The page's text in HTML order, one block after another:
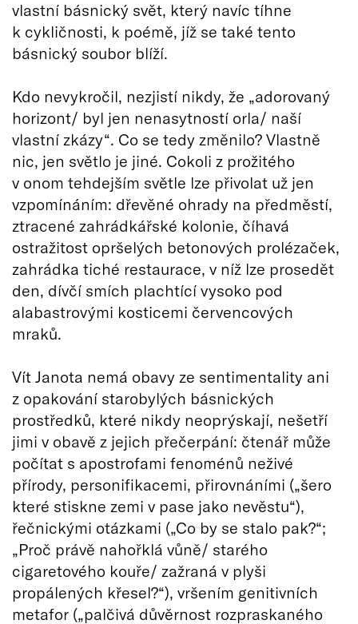
vlastní básnický svět, který navíc tíhne
k cykličnosti, k poémě, jíž se také tento
básnický soubor blíží.
Kdo nevykročil, nezjistí nikdy, že „adorovaný
horizont/ byl jen nenasytností orla/ naší
vlastní zkázy“. Co se tedy změnilo? Vlastně
nic, jen světlo je jiné. Cokoli z prožitého
v onom tehdejším světle lze přivolat už jen
vzpomínáním: dřevěné ohrady na předměstí,
ztracené zahrádkářské kolonie, číhavá
ostražitost opršelých betonových prolézaček,
zahrádka tiché restaurace, v níž lze prosedět
den, dívčí smích plachtící vysoko pod
alabastrovými kosticemi červencových
mraků.
Vít Janota nemá obavy ze sentimentality ani
z opakování starobylých básnických
prostředků, které nikdy neoprýskají, nešetří
jimi v obavě z jejich přečerpání: čtenář může
počítat s apostrofami fenoménů neživé
přírody, personifikacemi, přirovnáními („šero
které stiskne zemi v pase jako nevěstu“),
řečnickými otázkami („Co by se stalo pak?“;
„Proč právě nahořklá vůně/ starého
cigaretového kouře/ zažraná v plyši
propálených křesel?“), vršením genitivních
metafor („palčivá důvěrnost rozpraskaného